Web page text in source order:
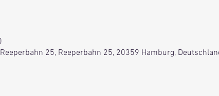
25, Reeperbahn 25, 20359 Hamburg,